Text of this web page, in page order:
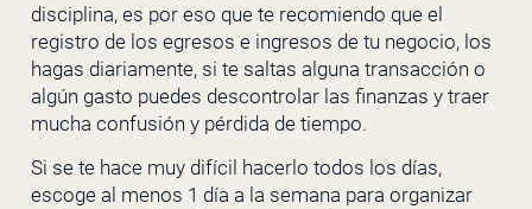
disciplina, es por eso que te recomiendo que el
registro de los egresos e ingresos de tu negocio, los
hagas diariamente, si te saltas alguna transacción o
algún gasto puedes descontrolar las finanzas y traer
mucha confusión y pérdida de tiempo.
Si se te hace muy difícil hacerlo todos los días,
escoge al menos 1 día a la semana para organizar